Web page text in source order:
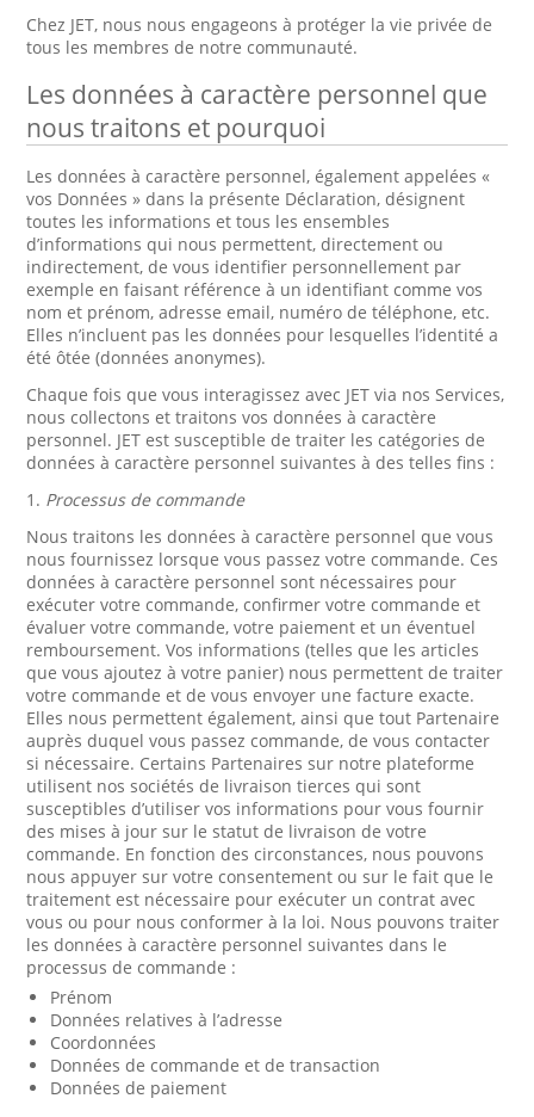
Chez JET, nous nous engageons à protéger la vie privée de
tous les membres de notre communauté.
Les données à caractère personnel que
nous traitons et pourquoi
Les données à caractère personnel, également appelées «
vos Données » dans la présente Déclaration, désignent
toutes les informations et tous les ensembles
d’informations qui nous permettent, directement ou
indirectement, de vous identifier personnellement par
exemple en faisant référence à un identifiant comme vos
nom et prénom, adresse email, numéro de téléphone, etc.
Elles n’incluent pas les données pour lesquelles l’identité a
été ôtée (données anonymes).
Chaque fois que vous interagissez avec JET via nos Services,
nous collectons et traitons vos données à caractère
personnel. JET est susceptible de traiter les catégories de
données à caractère personnel suivantes à des telles fins :
1. Processus de commande
Nous traitons les données à caractère personnel que vous
nous fournissez lorsque vous passez votre commande. Ces
données à caractère personnel sont nécessaires pour
exécuter votre commande, confirmer votre commande et
évaluer votre commande, votre paiement et un éventuel
remboursement. Vos informations (telles que les articles
que vous ajoutez à votre panier) nous permettent de traiter
votre commande et de vous envoyer une facture exacte.
Elles nous permettent également, ainsi que tout Partenaire
auprès duquel vous passez commande, de vous contacter
si nécessaire. Certains Partenaires sur notre plateforme
utilisent nos sociétés de livraison tierces qui sont
susceptibles d’utiliser vos informations pour vous fournir
des mises à jour sur le statut de livraison de votre
commande. En fonction des circonstances, nous pouvons
nous appuyer sur votre consentement ou sur le fait que le
traitement est nécessaire pour exécuter un contrat avec
vous ou pour nous conformer à la loi. Nous pouvons traiter
les données à caractère personnel suivantes dans le
processus de commande :
Prénom
Données relatives à l’adresse
Coordonnées
Données de commande et de transaction
Données de paiement